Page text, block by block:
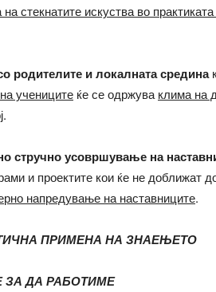
стекнатите искуства во практиката
родителите и локалната средина
учениците ќе се одржува клима на
стручно усовршување на
и проектите кои ќе не доближат
напредување на наставниците.
ПРИМЕНА НА ЗНАЕЊЕТО
ЗА ДА РАБОТИМЕ